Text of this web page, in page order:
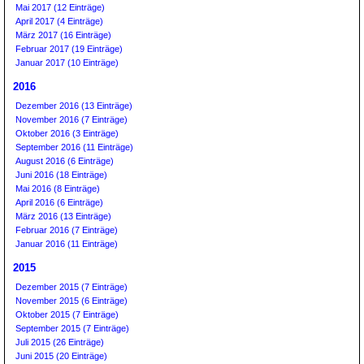
Mai 2017 (12 Einträge)
April 2017 (4 Einträge)
März 2017 (16 Einträge)
Februar 2017 (19 Einträge)
Januar 2017 (10 Einträge)
2016
Dezember 2016 (13 Einträge)
November 2016 (7 Einträge)
Oktober 2016 (3 Einträge)
September 2016 (11 Einträge)
August 2016 (6 Einträge)
Juni 2016 (18 Einträge)
Mai 2016 (8 Einträge)
April 2016 (6 Einträge)
März 2016 (13 Einträge)
Februar 2016 (7 Einträge)
Januar 2016 (11 Einträge)
2015
Dezember 2015 (7 Einträge)
November 2015 (6 Einträge)
Oktober 2015 (7 Einträge)
September 2015 (7 Einträge)
Juli 2015 (26 Einträge)
Juni 2015 (20 Einträge)